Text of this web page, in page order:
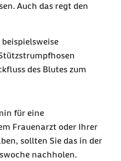
Auch das regt den
des Blutes zum
für eine
Frauenarzt oder Ihrer
sollten Sie das in der
nachholen.